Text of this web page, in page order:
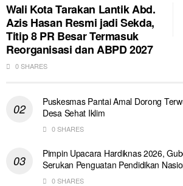
Wali Kota Tarakan Lantik Abd.
Azis Hasan Resmi jadi Sekda,
Titip 8 PR Besar Termasuk
Reorganisasi dan ABPD 2027
0 SHARES
Puskesmas Pantai Amal Dorong
Desa Sehat Iklim
0 SHARES
Pimpin Upacara Hardiknas 2026,
Serukan Penguatan Pendidikan
0 SHARES